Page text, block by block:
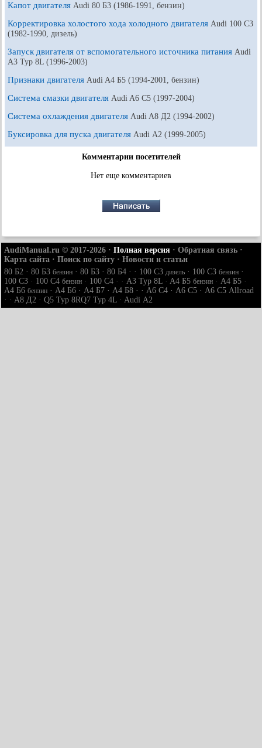
Капот двигателя Audi 80 Б3 (1986-1991, бензин)
Корректировка холостого хода холодного двигателя Audi 100 С3
(1982-1990, дизель)
Запуск двигателя от вспомогательного источника питания Audi
A3 Typ 8L (1996-2003)
Признаки двигателя Audi A4 Б5 (1994-2001, бензин)
Система смазки двигателя Audi A6 С5 (1997-2004)
Система охлаждения двигателя Audi A8 Д2 (1994-2002)
Буксировка для пуска двигателя Audi А2 (1999-2005)
Комментарии посетителей
Нет еще комментариев
AudiManual.ru © 2017-2026 · Полная версия · Обратная связь ·
Карта сайта · Поиск по сайту · Новости и статьи
80 Б2 · 80 Б3 бензин · 80 Б3 · 80 Б4 · · 100 С3 дизель · 100 С3 бензин ·
100 С3 · 100 С4 бензин · 100 С4 · · A3 Typ 8L · A4 Б5 бензин · A4 Б5 ·
A4 Б6 бензин · A4 Б6 · A4 Б7 · A4 Б8 · · A6 С4 · A6 С5 · A6 С5 Allroad
· · A8 Д2 · Q5 Typ 8RQ7 Typ 4L · Audi А2